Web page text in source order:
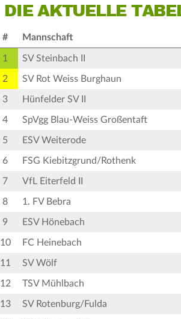
DIE AKTUELLE
# Mannschaft
1 SV Steinbach II
2 SV Rot Weiss Burghaun
3 Hünfelder SV II
4 SpVgg Blau-Weiss Großentaft
5 ESV Weiterode
6 FSG Kiebitzgrund/Rothenk
7 VfL Eiterfeld II
8 1. FV Bebra
9 ESV Hönebach
10 FC Heinebach
11 SV Wölf
12 TSV Mühlbach
13 SV Rotenburg/Fulda